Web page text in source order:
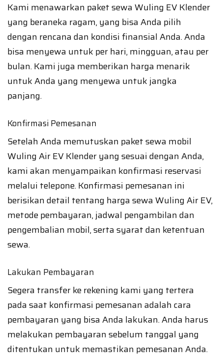
Kami menawarkan paket sewa Wuling EV Klender
yang beraneka ragam, yang bisa Anda pilih
dengan rencana dan kondisi finansial Anda. Anda
bisa menyewa untuk per hari, mingguan, atau per
bulan. Kami juga memberikan harga menarik
untuk Anda yang menyewa untuk jangka
panjang.
Konfirmasi Pemesanan
Setelah Anda memutuskan paket sewa mobil
Wuling Air EV Klender yang sesuai dengan Anda,
kami akan menyampaikan konfirmasi reservasi
melalui telepone. Konfirmasi pemesanan ini
berisikan detail tentang harga sewa Wuling Air EV,
metode pembayaran, jadwal pengambilan dan
pengembalian mobil, serta syarat dan ketentuan
sewa.
Lakukan Pembayaran
Segera transfer ke rekening kami yang tertera
pada saat konfirmasi pemesanan adalah cara
pembayaran yang bisa Anda lakukan. Anda harus
melakukan pembayaran sebelum tanggal yang
ditentukan untuk memastikan pemesanan Anda.